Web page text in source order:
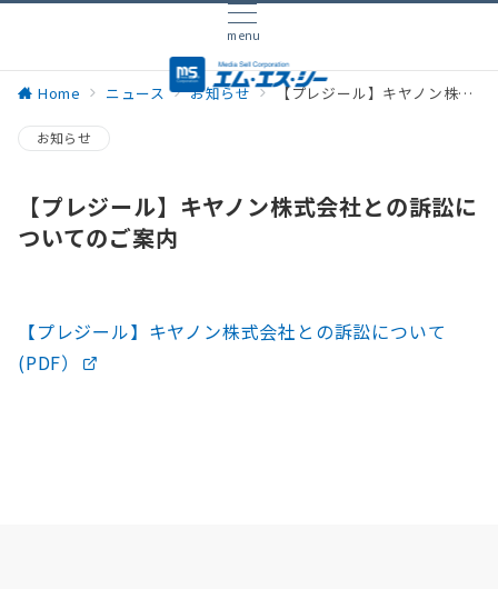
menu
Home ニュース お知らせ 【プレジール】キヤノン株式会社との訴訟についてのご案内
お知らせ
【プレジール】キヤノン株式会社との訴訟に
ついてのご案内
【プレジール】キヤノン株式会社との訴訟について
(PDF）